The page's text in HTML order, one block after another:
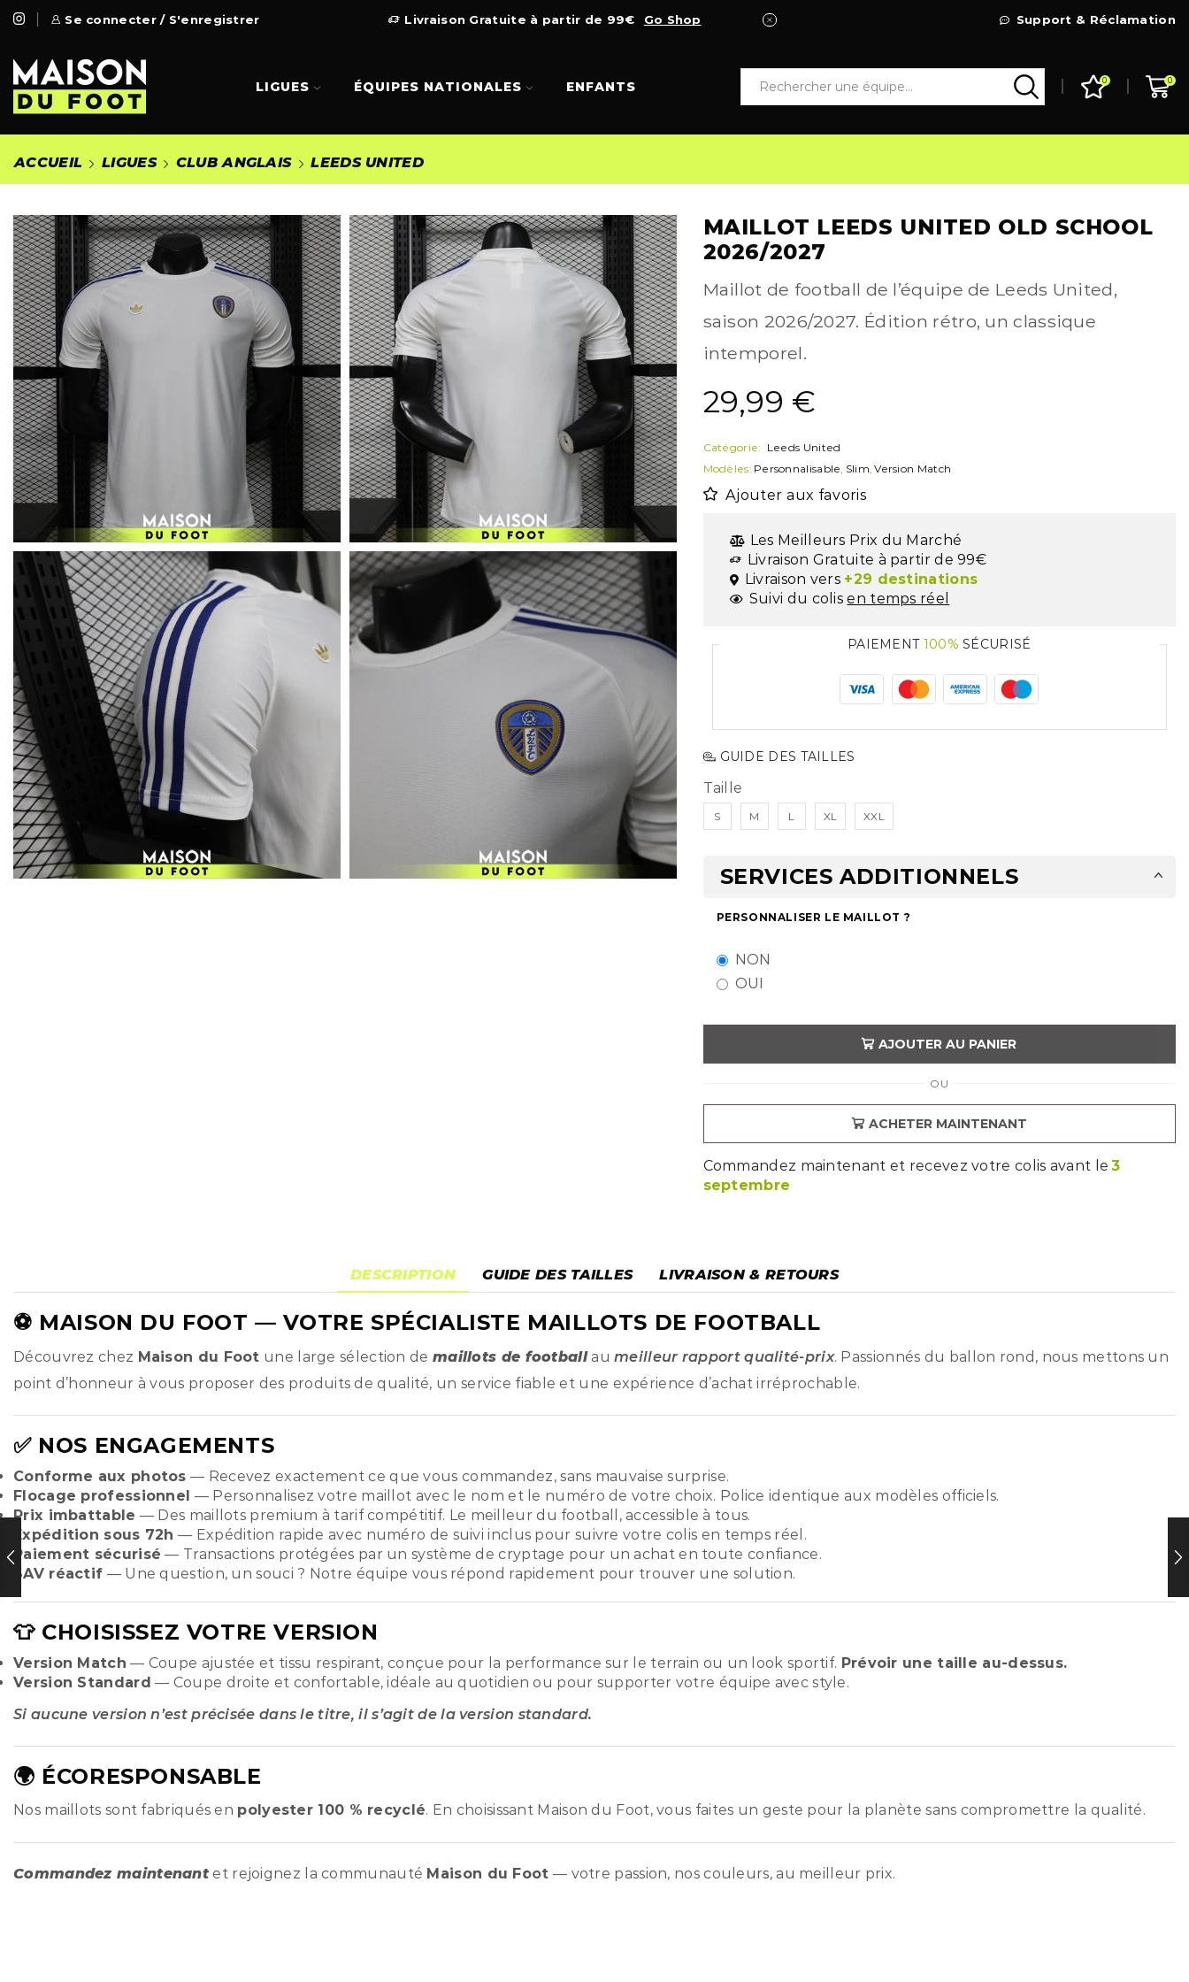
Se connecter / S'enregistrer
à partir de 99€ Go Shop Livraison Gratuite à partir de 99€ Go Shop Livraison Gratuite à partir de 99€ Go Shop
Support & Réclamation
LIGUES ÉQUIPES NATIONALES ENFANTS 0 0
ACCUEIL LIGUES CLUB ANGLAIS LEEDS UNITED
MAILLOT LEEDS UNITED OLD SCHOOL
2026/2027
Maillot de football de l’équipe de Leeds United,
saison 2026/2027. Édition rétro, un classique
intemporel.
29,99 €
Catégorie: Leeds United
Modèles: Personnalisable, Slim, Version Match
Ajouter aux favoris
Les Meilleurs Prix du Marché
Livraison Gratuite à partir de 99€
Livraison vers +29 destinations
Suivi du colisen temps réel
PAIEMENT 100% SÉCURISÉ
GUIDE DES TAILLES
Taille
S M L XL XXL
SERVICES ADDITIONNELS
PERSONNALISER LE MAILLOT ?
NON
OUI
AJOUTER AU PANIER
OU
ACHETER MAINTENANT
Commandez maintenant et recevez votre colis avant le 3
septembre
DESCRIPTION GUIDE DES TAILLES LIVRAISON & RETOURS
⚽ MAISON DU FOOT — VOTRE SPÉCIALISTE MAILLOTS DE FOOTBALL
Découvrez chez Maison du Foot une large sélection de maillots de footballaumeilleur rapport qualité-prix. Passionnés du ballon rond, nous mettons un
point d’honneur à vous proposer des produits de qualité, un service fiable et une expérience d’achat irréprochable.
✅ NOS ENGAGEMENTS
Conforme aux photos — Recevez exactement ce que vous commandez, sans mauvaise surprise.
Flocage professionnel — Personnalisez votre maillot avec le nom et le numéro de votre choix. Police identique aux modèles officiels.
Prix imbattable — Des maillots premium à tarif compétitif. Le meilleur du football, accessible à tous.
Expédition sous 72h — Expédition rapide avec numéro de suivi inclus pour suivre votre colis en temps réel.
Paiement sécurisé — Transactions protégées par un système de cryptage pour un achat en toute confiance.
SAV réactif — Une question, un souci ? Notre équipe vous répond rapidement pour trouver une solution.
👕 CHOISISSEZ VOTRE VERSION
Version Match — Coupe ajustée et tissu respirant, conçue pour la performance sur le terrain ou un look sportif. Prévoir une taille au-dessus.
Version Standard — Coupe droite et confortable, idéale au quotidien ou pour supporter votre équipe avec style.
Si aucune version n’est précisée dans le titre, il s’agit de la version standard.
🌍 ÉCORESPONSABLE
Nos maillots sont fabriqués en polyester 100 % recyclé. En choisissant Maison du Foot, vous faites un geste pour la planète sans compromettre la qualité.
Commandez maintenant et rejoignez la communauté Maison du Foot — votre passion, nos couleurs, au meilleur prix.